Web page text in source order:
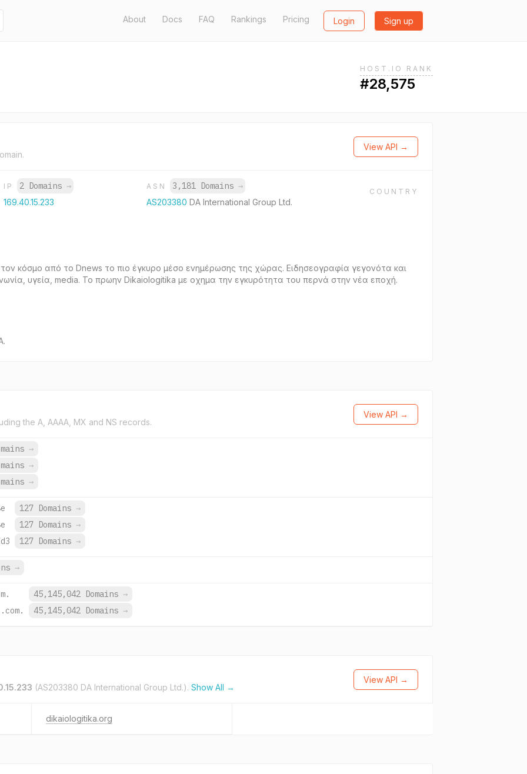
About Docs FAQ Rankings Pricing Login Sign up
HOST.IO RANK
#28,575
View API →
IP 2 Domains →
169.40.15.233
ASN 3,181 Domains →
AS203380 DA International Group Ltd.
COUNTRY
κόσμο από το Dnews το πιο έγκυρο μέσο ενημέρωσης της χώρας. Ειδησεογραφία γεγονότα και
υγεία, media. Το πρωην Dikaiologitika με οχημα την εγκυρότητα του περνά στην νέα εποχή.
the A, AAAA, MX and NS records.
View API →
→
→
→
127 Domains →
127 Domains →
127 Domains →
→
45,145,042 Domains →
45,145,042 Domains →
(AS203380 DA International Group Ltd.). Show All →
View API →
dikaiologitika.org